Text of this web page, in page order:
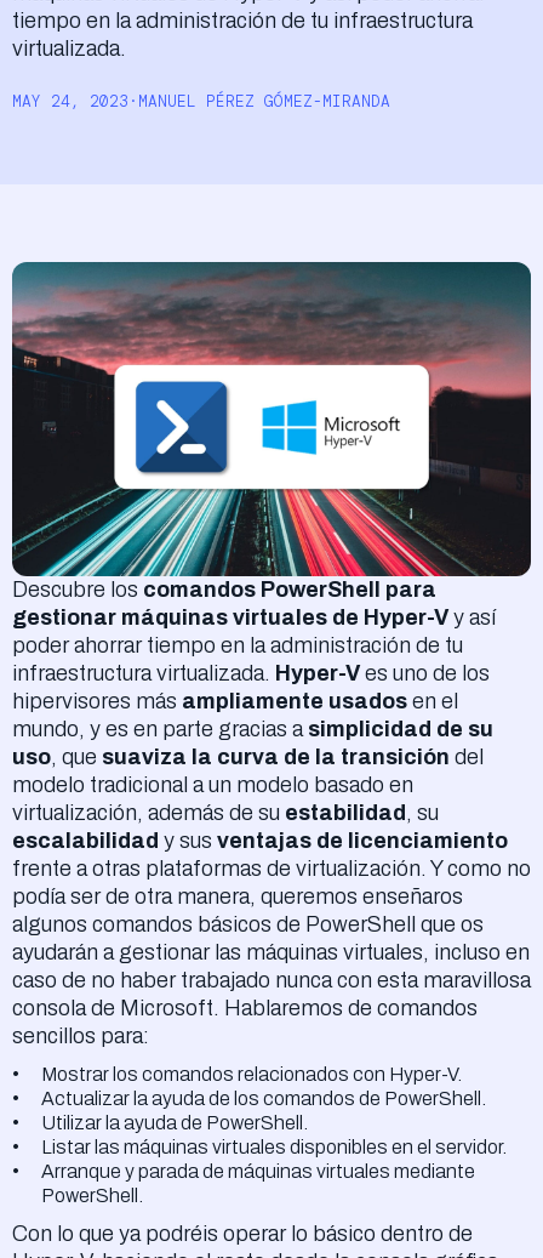
Acceder
tiempo en la administración de tu infraestructura
virtualizada.
MAY 24, 2023 · MANUEL PÉREZ GÓMEZ-MIRANDA
Descubre los comandos PowerShell para
gestionar máquinas virtuales de Hyper-Vy así
poder ahorrar tiempo en la administración de tu
infraestructura virtualizada. Hyper-Ves uno de los
hipervisores más ampliamente usados en el
mundo, y es en parte gracias a simplicidad de su
uso, que suaviza la curva de la transición del
modelo tradicional a un modelo basado en
virtualización, además de su estabilidad, su
escalabilidad y sus ventajas de licenciamiento
frente a otras plataformas de virtualización. Y como no
podía ser de otra manera, queremos enseñaros
algunos comandos básicos de PowerShell que os
ayudarán a gestionar las máquinas virtuales, incluso en
caso de no haber trabajado nunca con esta maravillosa
consola de Microsoft. Hablaremos de comandos
sencillos para:
Mostrar los comandos relacionados con Hyper-V.
Actualizar la ayuda de los comandos de PowerShell.
Utilizar la ayuda de PowerShell.
Listar las máquinas virtuales disponibles en el servidor.
Arranque y parada de máquinas virtuales mediante
PowerShell.
Con lo que ya podréis operar lo básico dentro de